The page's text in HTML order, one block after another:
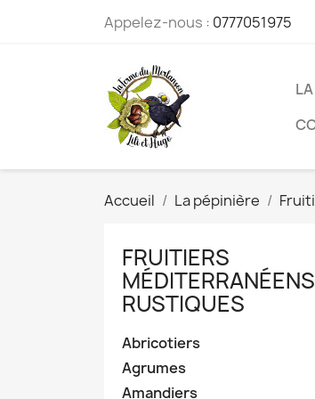
Appelez-nous : 0777051975
Accueil La pépinière
FRUITIERS
MÉDITERRANÉENS
RUSTIQUES
Abricotiers
Agrumes
Amandiers